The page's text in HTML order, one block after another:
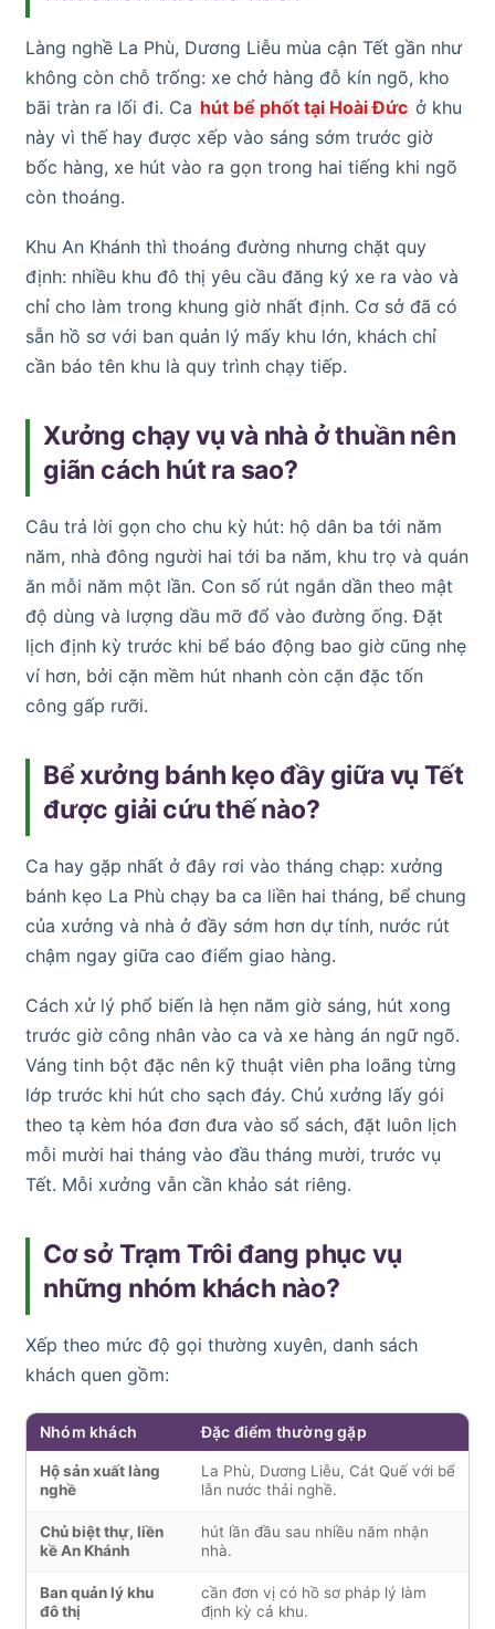
Làng nghề La Phù, Dương Liễu mùa cận Tết gần như
không còn chỗ trống: xe chở hàng đỗ kín ngõ, kho
bãi tràn ra lối đi. Ca hút bể phốt tại Hoài Đức ở khu
này vì thế hay được xếp vào sáng sớm trước giờ
bốc hàng, xe hút vào ra gọn trong hai tiếng khi ngõ
còn thoáng.
Khu An Khánh thì thoáng đường nhưng chặt quy
định: nhiều khu đô thị yêu cầu đăng ký xe ra vào và
chỉ cho làm trong khung giờ nhất định. Cơ sở đã có
sẵn hồ sơ với ban quản lý mấy khu lớn, khách chỉ
cần báo tên khu là quy trình chạy tiếp.
Xưởng chạy vụ và nhà ở thuần nên
giãn cách hút ra sao?
Câu trả lời gọn cho chu kỳ hút: hộ dân ba tới năm
năm, nhà đông người hai tới ba năm, khu trọ và quán
ăn mỗi năm một lần. Con số rút ngắn dần theo mật
độ dùng và lượng dầu mỡ đổ vào đường ống. Đặt
lịch định kỳ trước khi bể báo động bao giờ cũng nhẹ
ví hơn, bởi cặn mềm hút nhanh còn cặn đặc tốn
công gấp rưỡi.
Bể xưởng bánh kẹo đầy giữa vụ Tết
được giải cứu thế nào?
Ca hay gặp nhất ở đây rơi vào tháng chạp: xưởng
bánh kẹo La Phù chạy ba ca liền hai tháng, bể chung
của xưởng và nhà ở đầy sớm hơn dự tính, nước rút
chậm ngay giữa cao điểm giao hàng.
Cách xử lý phổ biến là hẹn năm giờ sáng, hút xong
trước giờ công nhân vào ca và xe hàng án ngữ ngõ.
Váng tinh bột đặc nên kỹ thuật viên pha loãng từng
lớp trước khi hút cho sạch đáy. Chủ xưởng lấy gói
theo tạ kèm hóa đơn đưa vào sổ sách, đặt luôn lịch
mỗi mười hai tháng vào đầu tháng mười, trước vụ
Tết. Mỗi xưởng vẫn cần khảo sát riêng.
Cơ sở Trạm Trôi đang phục vụ
những nhóm khách nào?
Xếp theo mức độ gọi thường xuyên, danh sách
khách quen gồm:
Nhóm khách Đặc điểm thường gặp
Hộ sản xuất làng
nghề
La Phù, Dương Liễu, Cát Quế với bể
lẫn nước thải nghề.
Chủ biệt thự, liền
kề An Khánh
hút lần đầu sau nhiều năm nhận
nhà.
Ban quản lý khu
đô thị
cần đơn vị có hồ sơ pháp lý làm
định kỳ cả khu.